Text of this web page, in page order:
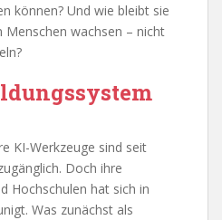
können? Und wie bleibt sie
wachsen – nicht
KI-Werkzeuge sind seit
Doch ihre
Hochschulen hat sich in
Was zunächst als